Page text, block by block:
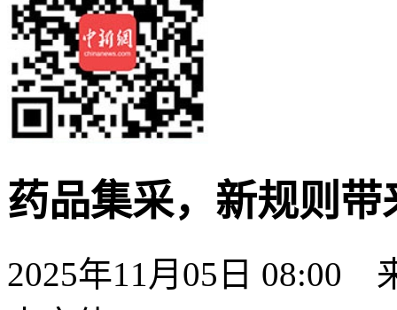
药品集采，新规则带
2025年11月05日 08:00